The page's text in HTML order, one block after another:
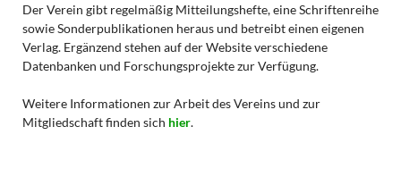
Der Verein gibt regelmäßig Mitteilungshefte, eine Schriftenreihe
sowie Sonderpublikationen heraus und betreibt einen eigenen
Verlag. Ergänzend stehen auf der Website verschiedene
Datenbanken und Forschungsprojekte zur Verfügung.
Weitere Informationen zur Arbeit des Vereins und zur
Mitgliedschaft finden sich hier.